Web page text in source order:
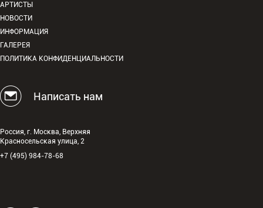
АРТИСТЫ
НОВОСТИ
ИНФОРМАЦИЯ
ГАЛЕРЕЯ
ПОЛИТИКА КОНФИДЕНЦИАЛЬНОСТИ
Написать нам
Россия, г. Москва, Верхняя
Красносельская улица, 2
+7 (495) 984-78-68